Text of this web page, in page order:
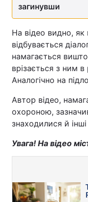
загинувши
На відео видно,
відбувається
намагається
врізається з ним в
Аналогічно на
Автор відео,
охороною,
знаходилися й інші
Увага! На відео